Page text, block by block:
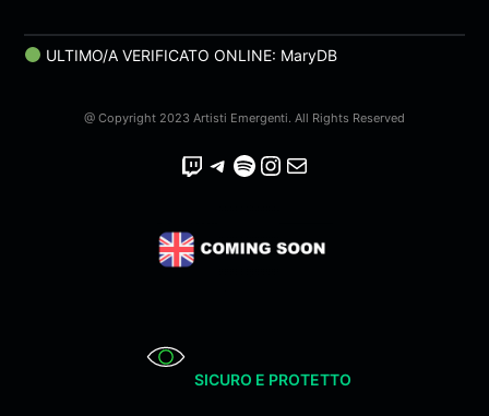
ULTIMO/A VERIFICATO ONLINE: MaryDB
@ Copyright 2023 Artisti Emergenti. All Rights Reserved
Twitch Telegram Spotify Instagram Email
SICURO E PROTETTO